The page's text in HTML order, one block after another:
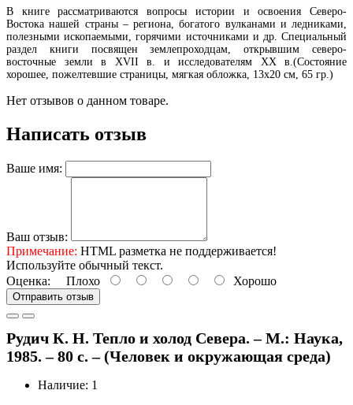
В книге рассматриваются вопросы истории и освоения Северо-
Востока нашей страны – региона, богатого вулканами и ледниками,
полезными ископаемыми, горячими источниками и др. Специальный
раздел книги посвящен землепроходцам, открывшим северо-
восточные земли в XVII в. и исследователям ХХ в.(Состояние
хорошее, пожелтевшие страницы, мягкая обложка, 13х20 см, 65 гр.)
Нет отзывов о данном товаре.
Написать отзыв
Ваше имя:
Ваш отзыв:
Примечание: HTML разметка не поддерживается!
Используйте обычный текст.
Оценка: Плохо Хорошо
Отправить отзыв
Рудич К. Н. Тепло и холод Севера. – М.: Наука,
1985. – 80 с. – (Человек и окружающая среда)
Наличие: 1